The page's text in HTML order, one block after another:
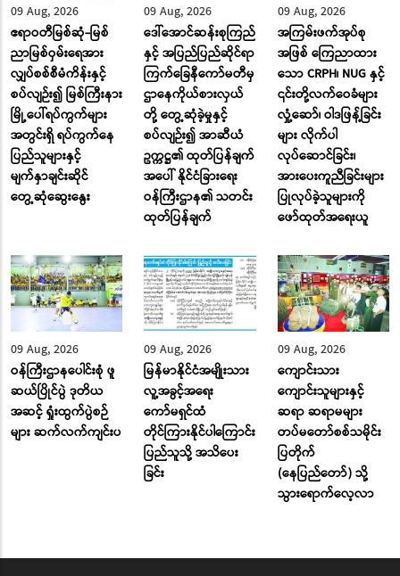
09 Aug, 2026
ဧရာဝတီမြစ်ဆုံ-မြစ်
ညာမြစ်ဝှမ်းရေအား
လျှပ်စစ်စီမံကိန်းနှင့်
စပ်လျဉ်း၍ မြစ်ကြီးနား
မြို့ပေါ်ရပ်ကွက်များ
အတွင်းရှိ ရပ်ကွက်နေ
ပြည်သူများနှင့်
မျက်နှာချင်းဆိုင်
တွေ့ဆုံဆွေးနွေး
09 Aug, 2026
ဒေါ်အောင်ဆန်းစုကြည်
နှင့် အပြည်ပြည်ဆိုင်ရာ
ကြက်ခြေနီကော်မတီမှ
ဌာနေကိုယ်စားလှယ်
တို့ တွေ့ဆုံခဲ့မှုနှင့်
စပ်လျဉ်း၍ အာဆီယံ
ဥက္ကဋ္ဌ၏ ထုတ်ပြန်ချက်
အပေါ် နိုင်ငံခြားရေး
ဝန်ကြီးဌာန၏ သတင်း
ထုတ်ပြန်ချက်
09 Aug, 2026
အကြမ်းဖက်အုပ်စု
အဖြစ် ကြေညာထား
သော CRPH၊ NUG နှင့်
၎င်းတို့လက်ဝေခံများ
လှုံ့ဆော်၊ ဝါဒဖြန့်ခြင်း
များ လိုက်ပါ
လုပ်ဆောင်ခြင်း၊
အားပေးကူညီခြင်းများ
ပြုလုပ်ခဲ့သူများကို
ဖော်ထုတ်အရေးယူ
09 Aug, 2026
ဝန်ကြီးဌာနပေါင်းစုံ ဖူ
ဆယ်ပြိုင်ပွဲ ဒုတိယ
အဆင့် ရှုံးထွက်ပွဲစဉ်
များ ဆက်လက်ကျင်းပ
09 Aug, 2026
မြန်မာနိုင်ငံအမျိုးသား
လူ့အခွင့်အရေး
ကော်မရှင်ထံ
တိုင်ကြားနိုင်ပါကြောင်း
ပြည်သူသို့ အသိပေး
ခြင်း
09 Aug, 2026
ကျောင်းသား
ကျောင်းသူများနှင့်
ဆရာ ဆရာမများ
တပ်မတော်စစ်သမိုင်း
ပြတိုက်
(နေပြည်တော်) သို့
သွားရောက်လေ့လာ